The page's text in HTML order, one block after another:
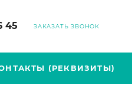
45 ЗАКАЗАТЬ ЗВОНОК
(РЕКВИЗИТЫ)